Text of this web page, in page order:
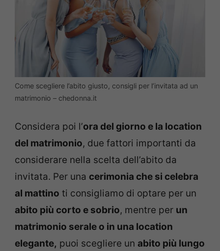
Come scegliere l’abito giusto, consigli per l’invitata ad un
matrimonio – chedonna.it
Considera poi l’ora del giorno e la location
del matrimonio, due fattori importanti da
considerare nella scelta dell’abito da
invitata. Per una cerimonia che si celebra
al mattino ti consigliamo di optare per un
abito più corto e sobrio, mentre per un
matrimonio serale o in una location
elegante, puoi scegliere un abito più lungo